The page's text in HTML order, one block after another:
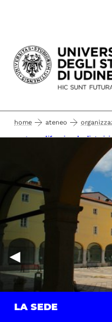
Passa al
home ateneo
centro polifunzionale di
LA SEDE
◀︎